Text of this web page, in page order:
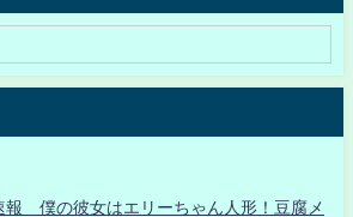
報 僕の彼女はエリーちゃん人形！豆腐メ